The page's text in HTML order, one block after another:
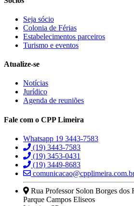
Seja sócio
Colonia de Férias
Estabelecimentos parceiros
Turismo e eventos
Atualize-se
Notícias
Jurídico
Agenda de reuniões
Fale com o CPP Limeira
Whatsapp 19 3443-7583
(19) 3443-7583
(19) 3453-0431
(19) 3449-8683
Rua Professor Solon Borges dos
Parque Campos Eliseos